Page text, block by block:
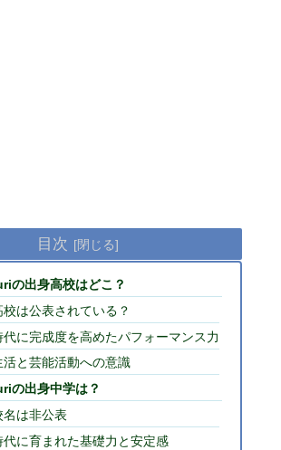
目次
の出身高校はどこ？
校は公表されている？
代に完成度を高めたパフォーマンス力
活と芸能活動への意識
の出身中学は？
名は非公表
代に育まれた基礎力と安定感